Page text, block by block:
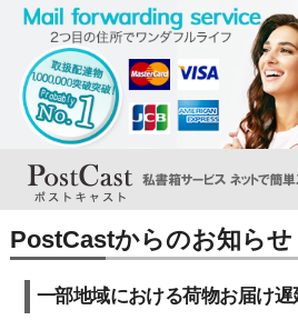
PostCastからのお知らせ
一部地域における荷物お届け遅